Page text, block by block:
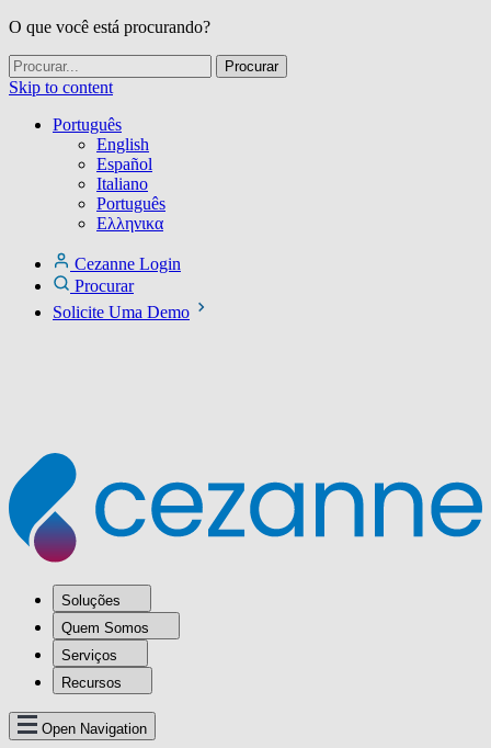
O que você está procurando?
Skip to content
Português
English
Español
Italiano
Português
Ελληνικα
Cezanne Login
Procurar
Solicite Uma Demo
Soluções
Quem Somos
Serviços
Recursos
Open Navigation